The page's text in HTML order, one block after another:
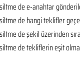
de e-anahtar
de hangi teklifler
de şekil üzerinden
de tekliflerin eşit